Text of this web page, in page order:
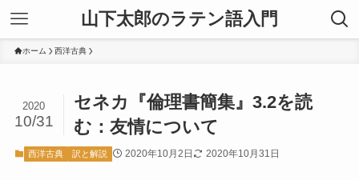
山下太郎のラテン語入門
ホーム 西洋古典
セネカ『倫理書簡集』3.2を読
む：友情について
2020
10/31
西洋古典 訳と解説 2020年10月2日 2020年10月31日